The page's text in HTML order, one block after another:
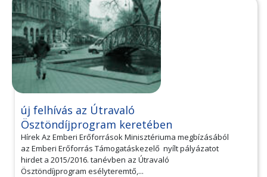
új felhívás az Útravaló
Ösztöndíjprogram keretében
Hírek Az Emberi Erőforrások Minisztériuma megbízásából
az Emberi Erőforrás Támogatáskezelő nyílt pályázatot
hirdet a 2015/2016. tanévben az Útravaló
Ösztöndíjprogram esélyteremtő,...